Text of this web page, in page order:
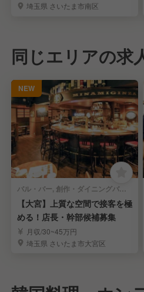
埼玉県 さいたま市南区
同じエリアの求
NEW
バル・バー, 創作・ダイニングバー | 店長・店長候補
【大宮】上質な空間で接客を極
める！店長・幹部候補募集
月収/30~45万円
埼玉県 さいたま市大宮区